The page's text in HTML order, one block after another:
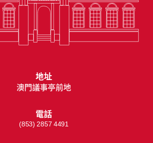
地址
澳門議事亭前地
電話
(853) 2857 4491